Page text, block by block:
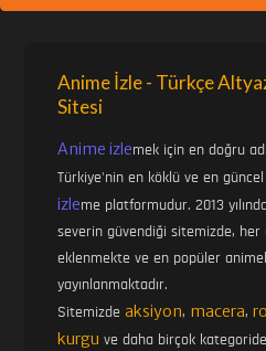
Anime İzle - Türkçe
Sitesi
Anime izlemek için en doğru
Türkiye'nin en köklü ve en
izleme platformudur. 2013
severin güvendiği sitemizde,
eklenmekte ve en popüler
yayınlanmaktadır.
Sitemizdeaksiyon, macera,
kurgu ve daha birçok kategoride